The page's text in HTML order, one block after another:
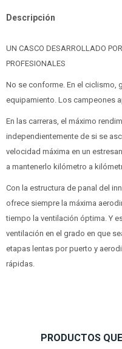
Descripción
UN CASCO DESARROLLADO
PROFESIONALES
No se conforme. En el ciclismo,
equipamiento. Los campeones
En las carreras, el máximo
independientemente de si se
velocidad máxima en un
a mantenerlo kilómetro a
Con la estructura de panal del
ofrece siempre la máxima
tiempo la ventilación óptima. Y
ventilación en el grado en que
etapas lentas por puerto y
rápidas.
PRODUCTOS